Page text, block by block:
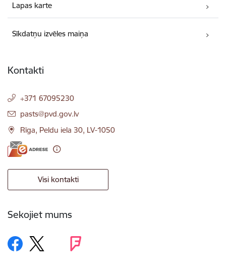
Lapas karte
Sīkdatņu izvēles maiņa
Kontakti
+371 67095230
E-pasts:
pasts@pvd.gov.lv
Rīga, Peldu iela 30, LV-1050
Visi kontakti
Sekojiet mums